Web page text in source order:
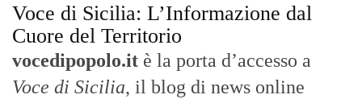
Voce di Sicilia: L’Informazione dal
Cuore del Territorio
vocedipopolo.it è la porta d’accesso a
Voce di Sicilia, il blog di news online